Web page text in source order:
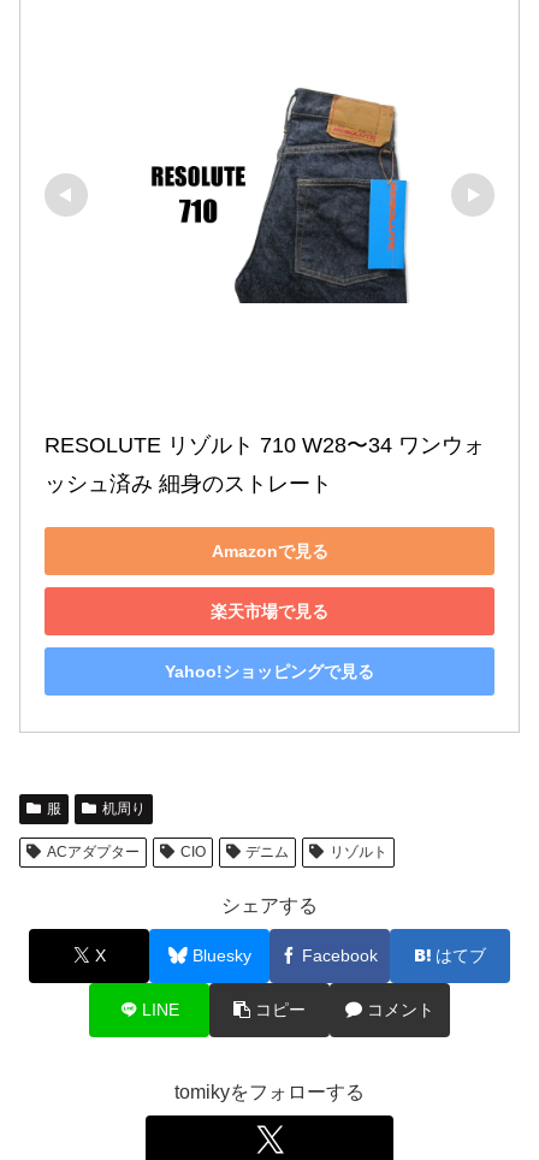
RESOLUTE リゾルト 710 W28〜34 ワンウォ
ッシュ済み 細身のストレート
Amazonで見る
楽天市場で見る
Yahoo!ショッピングで見る
服 机周り
ACアダプター CIO デニム リゾルト
シェアする
X Bluesky Facebook はてブ
LINE コピー コメント
tomikyをフォローする